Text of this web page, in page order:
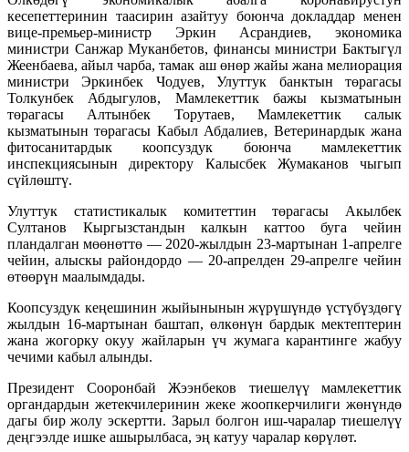
кесепеттеринин таасирин азайтуу боюнча докладдар менен
вице-премьер-министр Эркин Асрандиев, экономика
министри Санжар Муканбетов, финансы министри Бактыгүл
Жеенбаева, айыл чарба, тамак аш өнөр жайы жана мелиорация
министри Эркинбек Чодуев, Улуттук банктын төрагасы
Толкунбек Абдыгулов, Мамлекеттик бажы кызматынын
төрагасы Алтынбек Торутаев, Мамлекеттик салык
кызматынын төрагасы Кабыл Абдалиев, Ветеринардык жана
фитосанитардык коопсуздук боюнча мамлекеттик
инспекциясынын директору Калысбек Жумаканов чыгып
сүйлөштү.
Улуттук статистикалык комитеттин төрагасы Акылбек
Султанов Кыргызстандын калкын каттоо буга чейин
пландалган мөөнөттө — 2020-жылдын 23-мартынан 1-апрелге
чейин, алыскы райондордо — 20-апрелден 29-апрелге чейин
өтөөрүн маалымдады.
Коопсуздук кеңешинин жыйынынын жүрүшүндө үстүбүздөгү
жылдын 16-мартынан баштап, өлкөнүн бардык мектептерин
жана жогорку окуу жайларын үч жумага карантинге жабуу
чечими кабыл алынды.
Президент Сооронбай Жээнбеков тиешелүү мамлекеттик
органдардын жетекчилеринин жеке жоопкерчилиги жөнүндө
дагы бир жолу эскертти. Зарыл болгон иш-чаралар тиешелүү
деңгээлде ишке ашырылбаса, эң катуу чаралар көрүлөт.